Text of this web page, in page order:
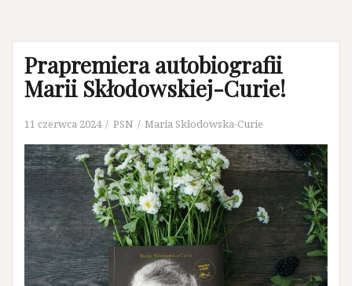
Prapremiera autobiografii
Marii Skłodowskiej-Curie!
11 czerwca 2024 PSN Maria Skłodowska-Curie